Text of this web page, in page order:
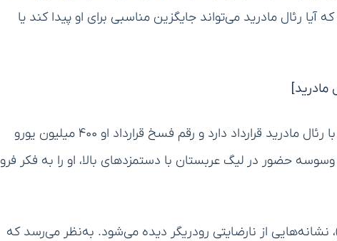
آیا رئال مادرید می‌تواند جایگزین مناسبی برای او پیدا کند یا
مادرید]
به‌نظر می‌رسد که این مدافع آلمانی تا سال ۲۰۲۶ با رئال مادرید قرارداد دارد و رقم فسخ قرارداد او ۴۰۰ میلیون یورو
حضور در لیگ عربستان با دستمزدهای بالا، او را به فکر فرو
نشانه‌هایی از نارضایتی رودریگر دیده می‌شود. به‌نظر می‌رسد که